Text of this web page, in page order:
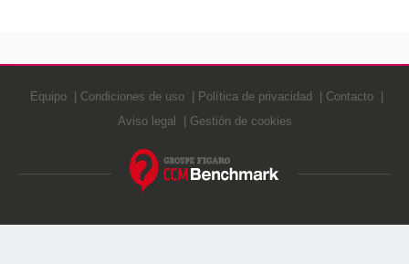
Equipo Condiciones de uso Política de privacidad
Contacto
Aviso legal
Gestión de cookies